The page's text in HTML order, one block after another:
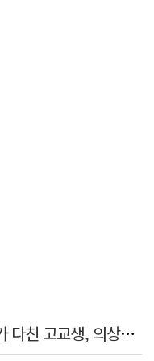
'장윤기 사건' 피해 여고생 돕다가 다친 고교생, 의상자 인정